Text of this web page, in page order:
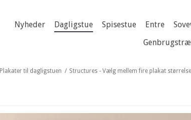
Nyheder Dagligstue Spisestue Entre
Genbrugstræ
Plakater til dagligstuen / Structures - Vælg mellem fire plakat